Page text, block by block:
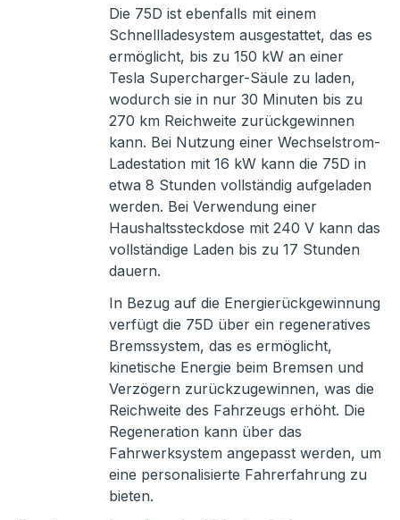
Die 75D ist ebenfalls mit einem
Schnellladesystem ausgestattet, das es
ermöglicht, bis zu 150 kW an einer
Tesla Supercharger-Säule zu laden,
wodurch sie in nur 30 Minuten bis zu
270 km Reichweite zurückgewinnen
kann. Bei Nutzung einer Wechselstrom-
Ladestation mit 16 kW kann die 75D in
etwa 8 Stunden vollständig aufgeladen
werden. Bei Verwendung einer
Haushaltssteckdose mit 240 V kann das
vollständige Laden bis zu 17 Stunden
dauern.
In Bezug auf die Energierückgewinnung
verfügt die 75D über ein regeneratives
Bremssystem, das es ermöglicht,
kinetische Energie beim Bremsen und
Verzögern zurückzugewinnen, was die
Reichweite des Fahrzeugs erhöht. Die
Regeneration kann über das
Fahrwerksystem angepasst werden, um
eine personalisierte Fahrerfahrung zu
bieten.